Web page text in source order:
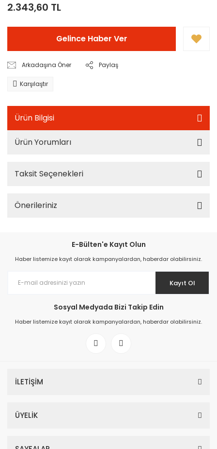
2.343,60 TL
Gelince Haber Ver
Arkadaşına Öner Paylaş
Karşılaştır
Ürün Bilgisi
Ürün Yorumları
Taksit Seçenekleri
Önerileriniz
E-Bülten'e Kayıt Olun
Haber listemize kayıt olarak kampanyalardan, haberdar olabilirsiniz.
Kayıt Ol
Sosyal Medyada Bizi Takip Edin
Haber listemize kayıt olarak kampanyalardan, haberdar olabilirsiniz.
İLETİŞİM
ÜYELİK